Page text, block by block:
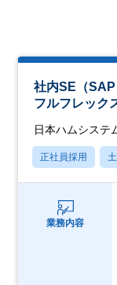
社内SE（
フルフレック
日本ハムシステ
正社員採用
業務内容